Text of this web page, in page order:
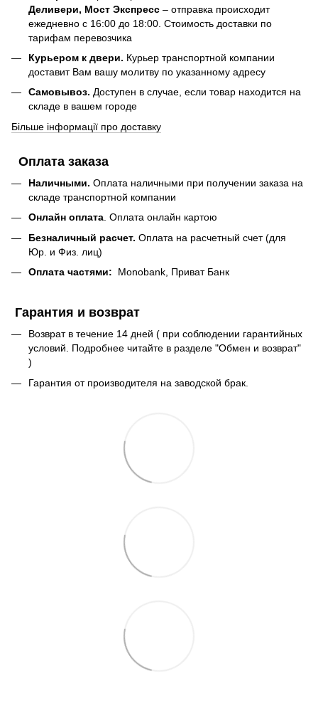
Деливери, Мост Экспресс – отправка происходит
ежедневно с 16:00 до 18:00. Стоимость доставки по
тарифам перевозчика
Курьером к двери. Курьер транспортной компании
доставит Вам вашу молитву по указанному адресу
Самовывоз. Доступен в случае, если товар находится на
складе в вашем городе
Більше інформації про доставку
Оплата заказа
Наличными. Оплата наличными при получении заказа на
складе транспортной компании
Онлайн оплата . Оплата онлайн картою
Безналичный расчет. Оплата на расчетный счет (для
Юр. и Физ. лиц)
Оплата частями: Monobank, Приват Банк
Гарантия и возврат
Возврат в течение 14 дней ( при соблюдении гарантийных
условий. Подробнее читайте в разделе "Обмен и возврат"
)
Гарантия от производителя на заводской брак.